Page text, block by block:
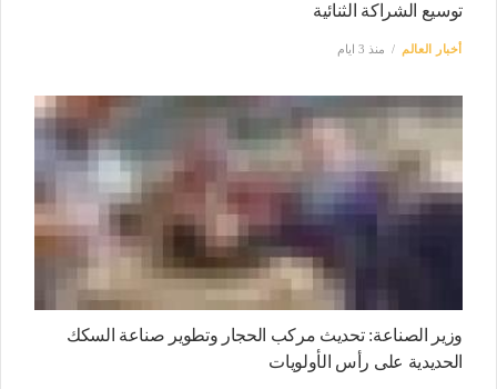
توسيع الشراكة الثنائية
أخبار العالم منذ 3 ايام
وزير الصناعة: تحديث مركب الحجار وتطوير صناعة السكك
الحديدية على رأس الأولويات